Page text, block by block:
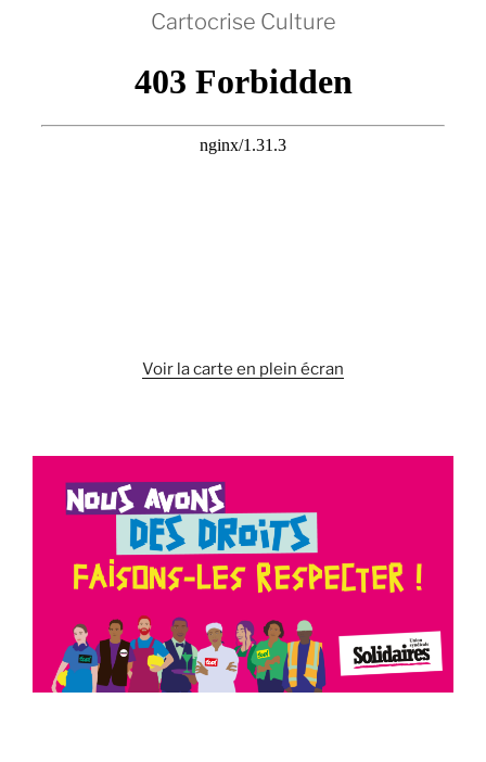
qui
l’imaginable.
Extrêmes
tensions
et
Cartocrise Culture
Voir la carte en plein écran